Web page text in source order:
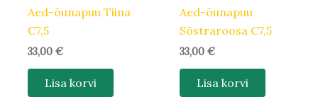
Aed-õunapuu Tiina
C7,5
33,00€
Lisa korvi
Aed-õunapuu
Sõstraroosa C7,5
33,00€
Lisa korvi